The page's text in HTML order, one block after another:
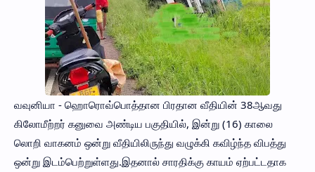
வவுனியா - ஹொரொவ்பொத்தான பிரதான வீதியின் 38ஆவது
கிலோமீற்றர் கனுவை அண்டிய பகுதியில், இன்று (16) காலை
லொறி வாகனம் ஒன்று வீதியிலிருந்து வழுக்கி கவிழ்ந்த விபத்து
ஒன்று இடம்பெற்றுள்ளது.இதனால் சாரதிக்கு காயம் ஏற்பட்டதாக